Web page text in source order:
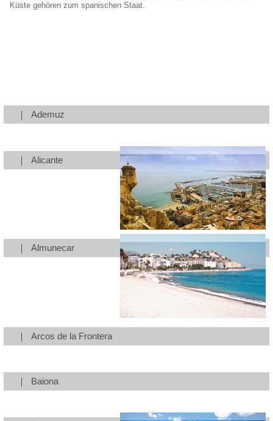
Küste gehören zum spanischen Staat.
Ademuz
Alicante
Almunecar
Arcos de la Frontera
Baiona